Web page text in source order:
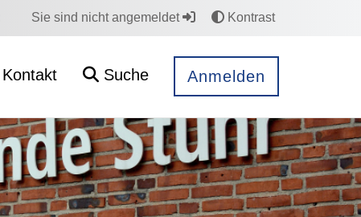
Sie sind nicht angemeldet Kontrast
Kontakt Suche Anmelden